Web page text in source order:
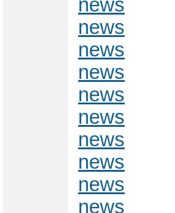
news
news
news
news
news
news
news
news
news
news